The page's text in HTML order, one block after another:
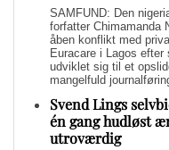
SAMFUND: Den
forfatter Chimamanda
åben konflikt med
Euracare i Lagos
udviklet sig til et
mangelfuld
Svend Lings
én gang hudløst
utroværdig